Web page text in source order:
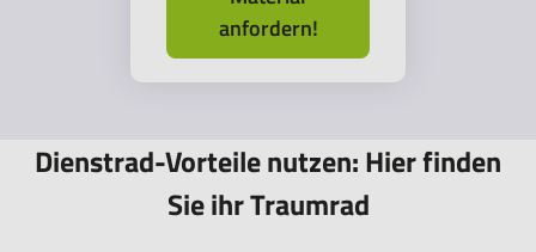
anfordern!
Dienstrad-Vorteile nutzen: Hier finden
Sie ihr Traumrad